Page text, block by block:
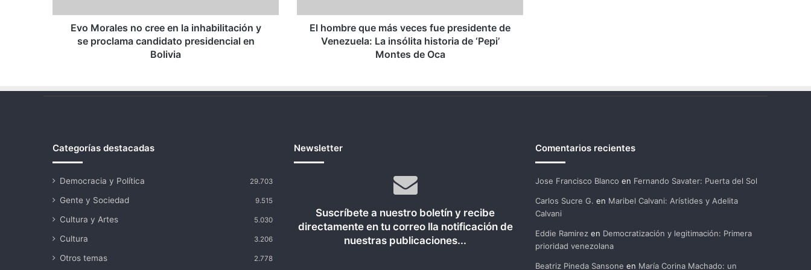
se
proclama
candidato
Evo Morales no cree en la inhabilitación y
se proclama candidato presidencial en
Bolivia
Venezuela:
insólita
Montes
El hombre que más veces fue presidente de
Venezuela: La insólita historia de ‘Pepi’
Montes de Oca
Categorías destacadas
Democracia y Política 29.703
Gente y Sociedad 9.515
Cultura y Artes 5.030
Cultura 3.206
Otros temas 2.778
Newsletter
Suscríbete a nuestro boletín y recibe
directamente en tu correo lla notificación de
nuestras publicaciones...
Comentarios recientes
Jose Francisco Blanco en Fernando Savater: Puerta del Sol
Carlos Sucre G. en Maribel Calvani: Arístides y Adelita
Calvani
Eddie Ramirezen Democratización y legitimación: Primera
prioridad venezolana
Beatriz Pineda Sansone en María Corina Machado: un